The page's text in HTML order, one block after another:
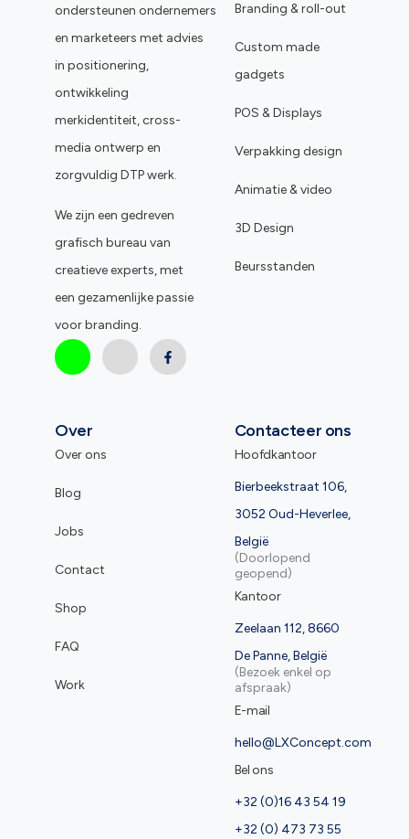
ondersteunen ondernemers
en marketeers met advies
in positionering,
ontwikkeling
merkidentiteit, cross-
media ontwerp en
zorgvuldig DTP werk.
We zijn een gedreven
grafisch bureau van
creatieve experts, met
een gezamenlijke passie
voor branding.
Branding & roll-out
Custom made
gadgets
POS & Displays
Verpakking design
Animatie & video
3D Design
Beursstanden
Over
Over ons
Blog
Jobs
Contact
Shop
FAQ
Work
Contacteer ons
Hoofdkantoor
Bierbeekstraat 106,
3052 Oud-Heverlee,
België
(Doorlopend
geopend)
Kantoor
Zeelaan 112, 8660
De Panne, België
(Bezoek enkel op
afspraak)
E-mail
hello@LXConcept.com
Bel ons
+32 (0)16 43 54 19
+32 (0) 473 73 55